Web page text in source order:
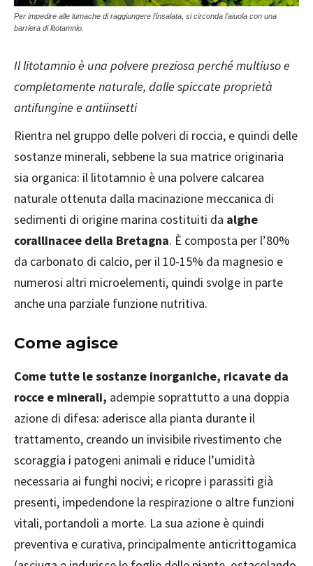
Per impedire alle lumache di raggiungere l’insalata, si circonda l’aiuola con una
barriera di litotamnio.
Il litotamnio è una polvere preziosa perché multiuso e
completamente naturale, dalle spiccate proprietà
antifungine e antiinsetti
Rientra nel gruppo delle polveri di roccia, e quindi delle
sostanze minerali, sebbene la sua matrice originaria
sia organica: il litotamnio è una polvere calcarea
naturale ottenuta dalla macinazione meccanica di
sedimenti di origine marina costituiti da alghe
corallinacee della Bretagna. È composta per l’80%
da carbonato di calcio, per il 10-15% da magnesio e
numerosi altri microelementi, quindi svolge in parte
anche una parziale funzione nutritiva.
Come agisce
Come tutte le sostanze inorganiche, ricavate da
rocce e minerali, adempie soprattutto a una doppia
azione di difesa: aderisce alla pianta durante il
trattamento, creando un invisibile rivestimento che
scoraggia i patogeni animali e riduce l’umidità
necessaria ai funghi nocivi; e ricopre i parassiti già
presenti, impedendone la respirazione o altre funzioni
vitali, portandoli a morte. La sua azione è quindi
preventiva e curativa, principalmente anticrittogamica